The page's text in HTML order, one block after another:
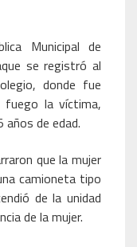
Municipal de
se registró al
donde fue
fuego la víctima,
años de edad.
que la mujer
camioneta tipo
de la unidad
de la mujer.